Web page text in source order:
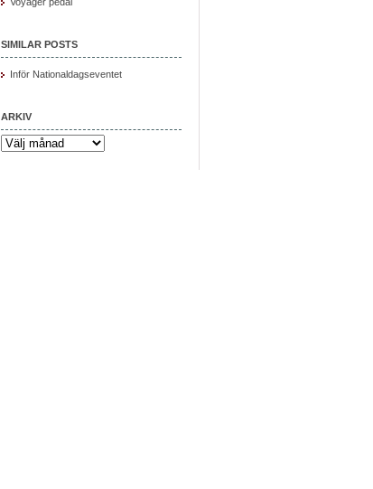
SIMILAR POSTS
Inför Nationaldagseventet
ARKIV